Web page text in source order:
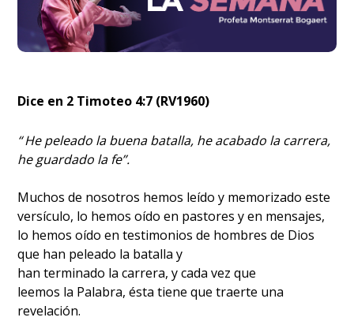
Dice en 2 Timoteo 4:7 (RV1960)
“He peleado la buena batalla, he acabado la carrera,
he guardado la fe”.
Muchos de nosotros hemos leído y memorizado este
versículo, lo hemos oído en pastores y en mensajes,
lo hemos oído en testimonios de hombres de Dios
que han peleado la batalla y
han terminado la carrera, y cada vez que
leemos la Palabra, ésta tiene que traerte una
revelación.